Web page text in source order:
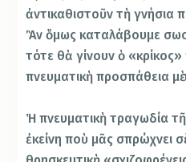
ἀντικαθιστοῦν τὴ γνήσια
Ἂν ὅμως καταλάβουμε
τότε θὰ γίνουν ὁ
πνευματικὴ προσπάθεια μὲ
Ἡ πνευματικὴ τραγωδία
ἐκείνη ποὺ μᾶς σπρώχνει